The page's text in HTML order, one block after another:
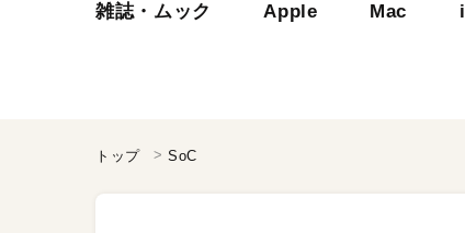
雑誌・ムック Apple Mac
トップ SoC